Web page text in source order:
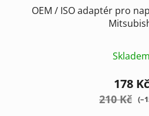
OEM / ISO adaptér pro
Skladem
178 Kč
210 Kč